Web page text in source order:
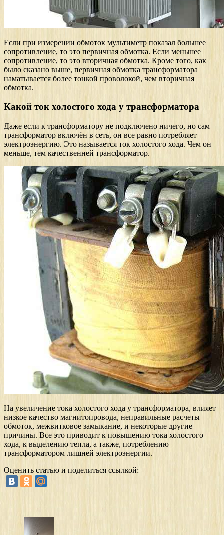
Если при измерении обмоток мультиметр показал большее
сопротивление, то это первичная обмотка. Если меньшее
сопротивление, то это вторичная обмотка. Кроме того, как
было сказано выше, первичная обмотка трансформатора
наматывается более тонкой проволокой, чем вторичная
обмотка.
Какой ток холостого хода у трансформатора
Даже если к трансформатору не подключено ничего, но сам
трансформатор включён в сеть, он все равно потребляет
электроэнергию. Это называется ток холостого хода. Чем он
меньше, тем качественней трансформатор.
На увеличение тока холостого хода у трансформатора, влияет
низкое качество магнитопровода, неправильные расчеты
обмоток, межвитковое замыкание, и некоторые другие
причины. Все это приводит к повышению тока холостого
хода, к выделению тепла, а также, потреблению
трансформатором лишней электроэнергии.
Оценить статью и поделиться ссылкой: